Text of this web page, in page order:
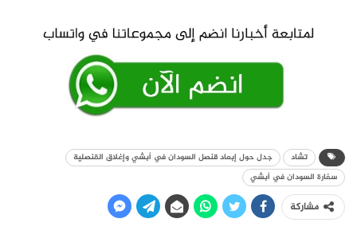
تشاد
جدل حول إبعاد قنصل السودان في أبشي وإغلاق القنصلية
سفارة السودان في أبشي
مشاركة